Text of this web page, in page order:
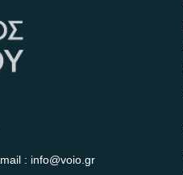
: info@voio.gr